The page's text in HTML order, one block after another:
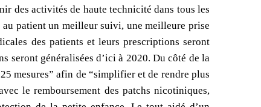
des activités de haute technicité dans tous les
patient un meilleur suivi, une meilleure prise
des patients et leurs prescriptions seront
seront généralisées d’ici à 2020. Du côté de la
mesures” afin de “simplifier et de rendre plus
le remboursement des patchs nicotiniques,